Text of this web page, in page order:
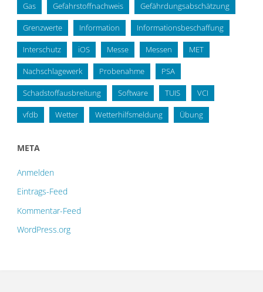
Gas Gefahrstoffnachweis Gefährdungsabschätzung
Grenzwerte Information Informationsbeschaffung
Interschutz iOS Messe Messen MET
Nachschlagewerk Probenahme PSA
Schadstoffausbreitung Software TUIS VCI
vfdb Wetter Wetterhilfsmeldung Übung
META
Anmelden
Eintrags-Feed
Kommentar-Feed
WordPress.org